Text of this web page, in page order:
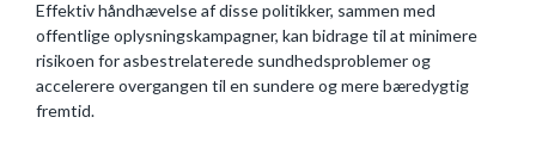
Effektiv håndhævelse af disse politikker, sammen med
offentlige oplysningskampagner, kan bidrage til at minimere
risikoen for asbestrelaterede sundhedsproblemer og
accelerere overgangen til en sundere og mere bæredygtig
fremtid.